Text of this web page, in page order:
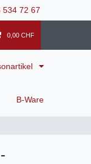
534 72 67
0,00 CHF
B-Ware